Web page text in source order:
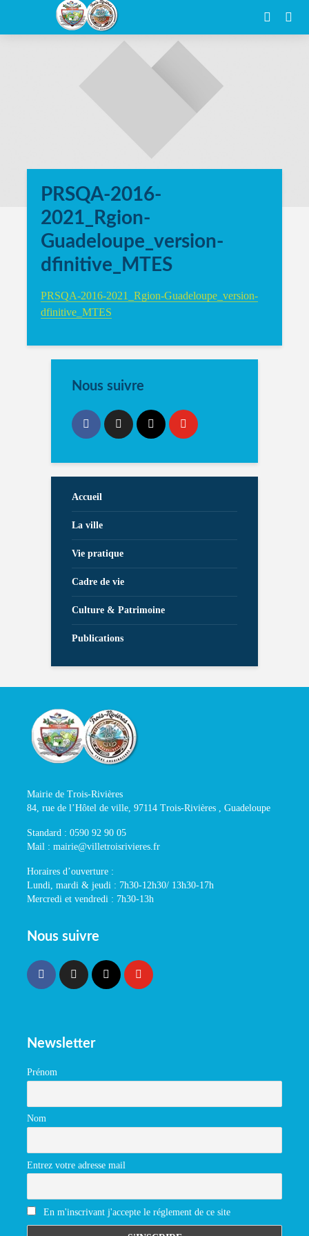
PRSQA-2016-
2021_Rgion-
Guadeloupe_version-
dfinitive_MTES
PRSQA-2016-2021_Rgion-Guadeloupe_version-
dfinitive_MTES
Nous suivre
Accueil
La ville
Vie pratique
Cadre de vie
Culture & Patrimoine
Publications
Mairie de Trois-Rivières
84, rue de l’Hôtel de ville, 97114 Trois-Rivières , Guadeloupe
Standard : 0590 92 90 05
Mail : mairie@villetroisrivieres.fr
Horaires d’ouverture :
Lundi, mardi & jeudi : 7h30-12h30/ 13h30-17h
Mercredi et vendredi : 7h30-13h
Nous suivre
Newsletter
Prénom
Nom
Entrez votre adresse mail
En m'inscrivant j'accepte le réglement de ce site